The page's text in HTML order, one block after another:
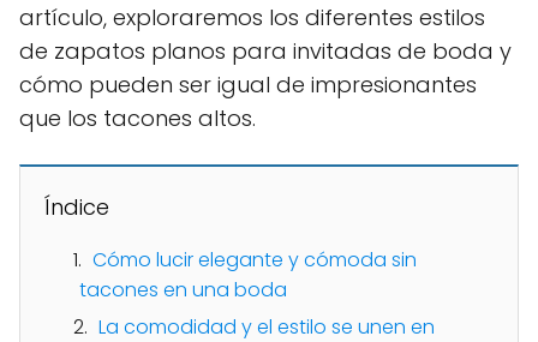
artículo, exploraremos los diferentes estilos
de zapatos planos para invitadas de boda y
cómo pueden ser igual de impresionantes
que los tacones altos.
Índice
Cómo lucir elegante y cómoda sin
tacones en una boda
La comodidad y el estilo se unen en